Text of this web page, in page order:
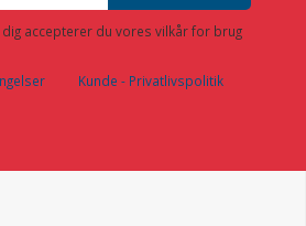
accepterer du vores vilkår for brug
Kunde - Privatlivspolitik